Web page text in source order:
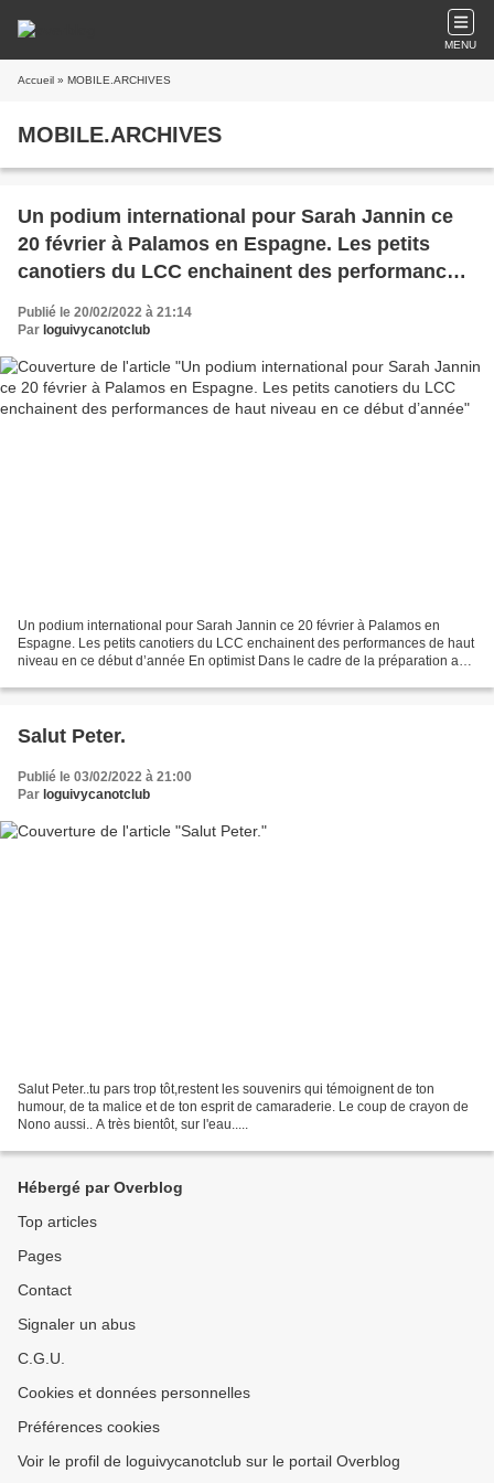
MENU
Accueil » MOBILE.ARCHIVES
MOBILE.ARCHIVES
Un podium international pour Sarah Jannin ce
20 février à Palamos en Espagne. Les petits
canotiers du LCC enchainent des performances
de haut niveau en ce début d’année
Publié le 20/02/2022 à 21:14
Par loguivycanotclub
Un podium international pour Sarah Jannin ce 20 février à Palamos en
Espagne. Les petits canotiers du LCC enchainent des performances de haut
niveau en ce début d’année En optimist Dans le cadre de la préparation aux
Salut Peter.
Publié le 03/02/2022 à 21:00
Par loguivycanotclub
Salut Peter..tu pars trop tôt,restent les souvenirs qui témoignent de ton
humour, de ta malice et de ton esprit de camaraderie. Le coup de crayon de
Nono aussi.. A très bientôt, sur l'eau.....
Hébergé par Overblog
Top articles
Pages
Contact
Signaler un abus
C.G.U.
Cookies et données personnelles
Préférences cookies
Voir le profil de loguivycanotclub sur le portail Overblog